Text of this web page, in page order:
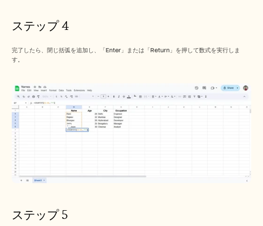
ステップ 4
完了したら、閉じ括弧を追加し、「Enter」または「Return」を押して数式を実行しま
す。
ステップ 5